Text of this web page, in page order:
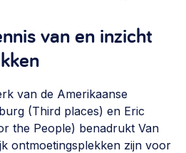
van en inzicht
van de Amerikaanse
(Third places) en Eric
the People) benadrukt Van
ontmoetingsplekken zijn voor